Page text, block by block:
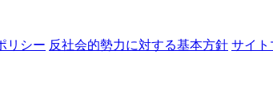
リシー 反社会的勢力に対する基本方針 サイト